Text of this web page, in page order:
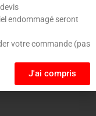
endommagé seront
votre commande (pas
J'ai compris